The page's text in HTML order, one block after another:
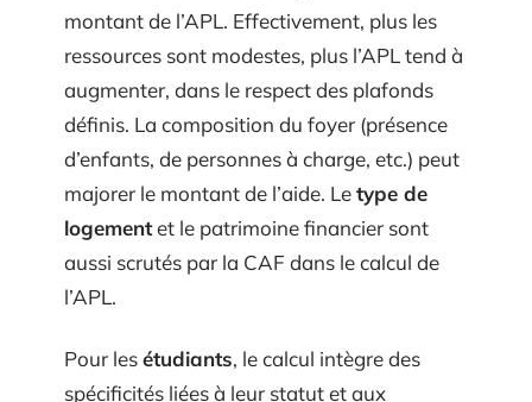
montant de l’APL. Effectivement, plus les
ressources sont modestes, plus l’APL tend à
augmenter, dans le respect des plafonds
définis. La composition du foyer (présence
d’enfants, de personnes à charge, etc.) peut
majorer le montant de l’aide. Letype de
logementet le patrimoine financier sont
aussi scrutés par la CAF dans le calcul de
l’APL.
Pour lesétudiants, le calcul intègre des
spécificités liées à leur statut et aux